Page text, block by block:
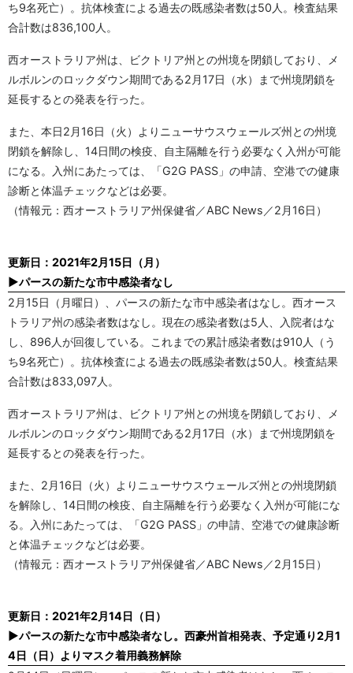
ち9名死亡）。抗体検査による過去の既感染者数は50人。検査結果
合計数は836,100人。
西オーストラリア州は、ビクトリア州との州境を閉鎖しており、メ
ルボルンのロックダウン期間である2月17日（水）まで州境閉鎖を
延長するとの発表を行った。
また、本日2月16日（火）よりニューサウスウェールズ州との州境
閉鎖を解除し、14日間の検疫、自主隔離を行う必要なく入州が可能
になる。入州にあたっては、「G2G PASS」の申請、空港での健康
診断と体温チェックなどは必要。
（情報元：西オーストラリア州保健省／ABC News／2月16日）
更新日：2021年2月15日（月）
▶パースの新たな市中感染者なし
2月15日（月曜日）、パースの新たな市中感染者はなし。西オース
トラリア州の感染者数はなし。現在の感染者数は5人、入院者はな
し、896人が回復している。これまでの累計感染者数は910人（う
ち9名死亡）。抗体検査による過去の既感染者数は50人。検査結果
合計数は833,097人。
西オーストラリア州は、ビクトリア州との州境を閉鎖しており、メ
ルボルンのロックダウン期間である2月17日（水）まで州境閉鎖を
延長するとの発表を行った。
また、2月16日（火）よりニューサウスウェールズ州との州境閉鎖
を解除し、14日間の検疫、自主隔離を行う必要なく入州が可能にな
る。入州にあたっては、「G2G PASS」の申請、空港での健康診断
と体温チェックなどは必要。
（情報元：西オーストラリア州保健省／ABC News／2月15日）
更新日：2021年2月14日（日）
▶パースの新たな市中感染者なし。西豪州首相発表、予定通り2月1
4日（日）よりマスク着用義務解除